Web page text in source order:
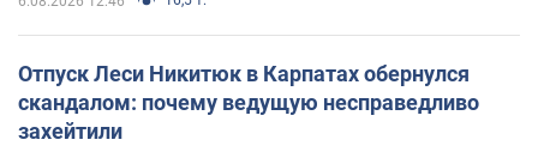
Отпуск Леси Никитюк в Карпатах обернулся
скандалом: почему ведущую несправедливо
захейтили